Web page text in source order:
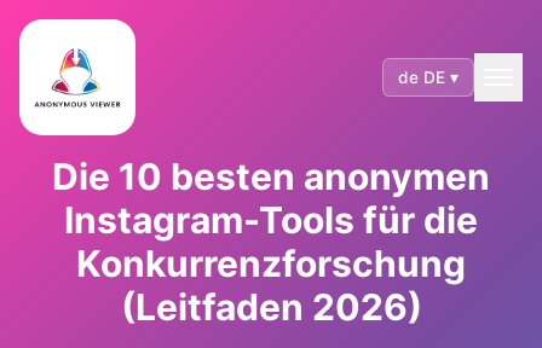
de DE ▾
Die 10 besten anonymen
Instagram-Tools für die
Konkurrenzforschung
(Leitfaden 2026)